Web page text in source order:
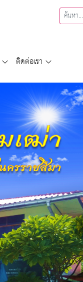
ติดต่อเรา